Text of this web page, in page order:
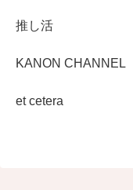
推し活
KANON CHANNEL
et cetera